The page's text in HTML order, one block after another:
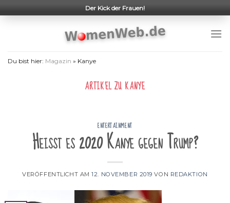
to
Der Kick der Frauen!
Du bist hier: Magazin » Kanye
ARTIKEL ZU KANYE
ENTERTAINMENT
Heißt es 2020 Kanye gegen Trump?
VERÖFFENTLICHT AM12. NOVEMBER 2019 VON REDAKTION